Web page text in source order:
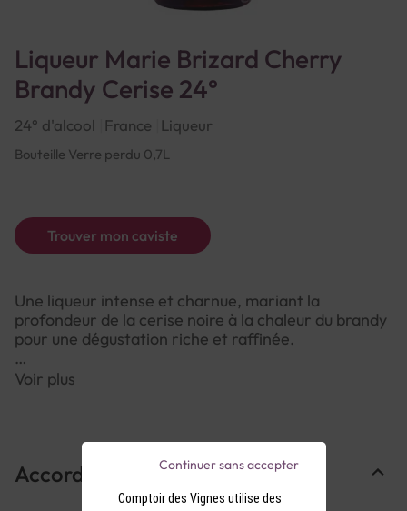
Liqueur Marie Brizard Cherry
Brandy Cerise 24°
24° d'alcool France Liqueur
Bouteille Verre perdu 0,7L
Trouver mon caviste
Une liqueur intense et charnue, mariant la
profondeur de la cerise noire à la chaleur du brandy
pour une dégustation riche et raffinée.
boisée.
Saveurs : En bouche, une attaque douce et
Voir plus
Accords Mets & Vins
Comptoir des Vignes utilise des
Continuer sans accepter